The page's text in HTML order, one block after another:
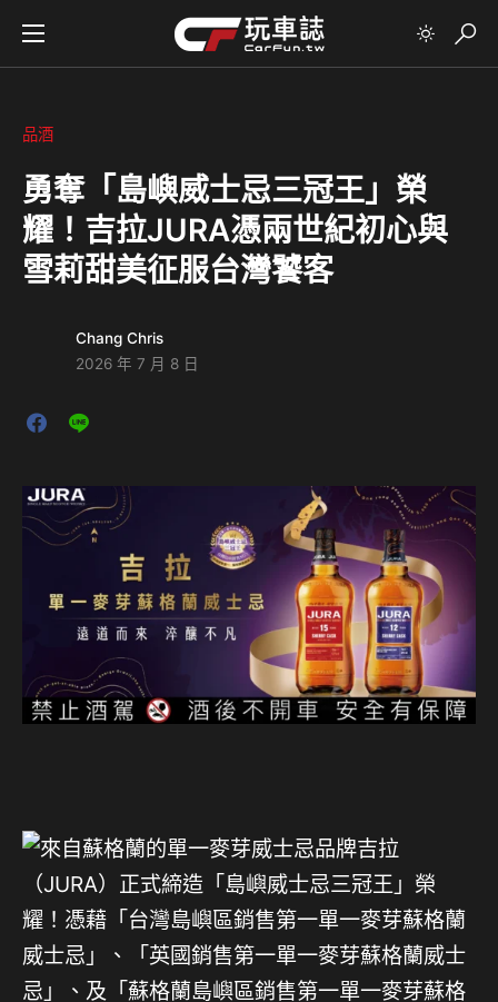
品酒
勇奪「島嶼威士忌三冠王」榮
耀！吉拉JURA憑兩世紀初心與
雪莉甜美征服台灣饕客
Chang Chris
2026 年 7 月 8 日